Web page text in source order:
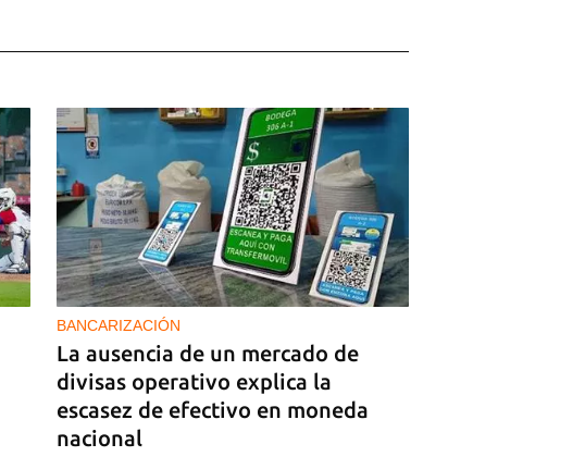
BANCARIZACIÓN
La ausencia de un mercado de
divisas operativo explica la
escasez de efectivo en moneda
nacional